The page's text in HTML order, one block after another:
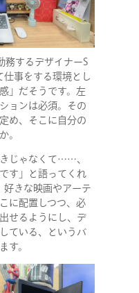
するデザイナーS
仕事をする環境とし
」だそうです。左
ョンは必須。その
め、そこに自分の
。
きじゃなくて……、
す」と語ってくれ
好きな映画やアーテ
に配置しつつ、必
せるようにし、デ
ている、というバ
す。